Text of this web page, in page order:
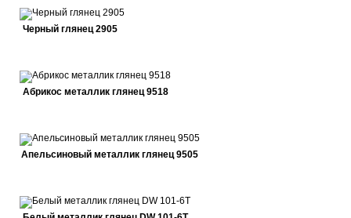
Черный глянец 2905
Абрикос металлик глянец 9518
Апельсиновый металлик глянец 9505